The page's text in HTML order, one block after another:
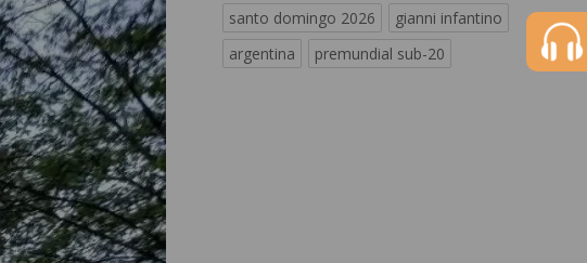
santo domingo 2026
gianni infantino
argentina
premundial sub-20